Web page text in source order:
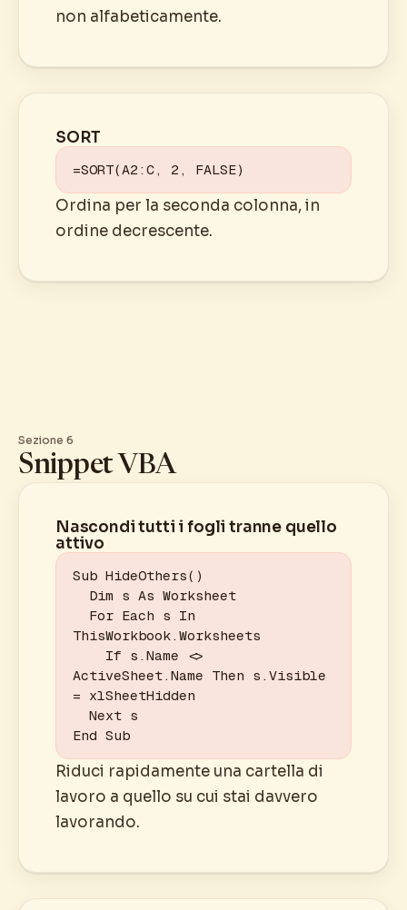
non alfabeticamente.
SORT
=SORT(A2:C, 2, FALSE)
Ordina per la seconda colonna, in
ordine decrescente.
Sezione 6
Snippet VBA
Nascondi tutti i fogli tranne quello
attivo
Sub HideOthers()
ThisWorkbook.Worksheets
ActiveSheet.Name Then s.Visible
= xlSheetHidden
End Sub
Riduci rapidamente una cartella di
lavoro a quello su cui stai davvero
lavorando.